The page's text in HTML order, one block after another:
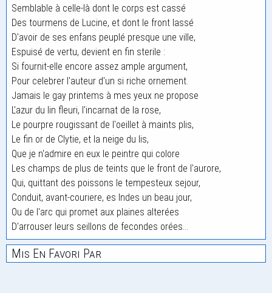
Semblable à celle-là dont le corps est cassé
Des tourmens de Lucine, et dont le front lassé
D'avoir de ses enfans peuplé presque une ville,
Espuisé de vertu, devient en fin sterile :
Si fournit-elle encore assez ample argument,
Pour celebrer l'auteur d'un si riche ornement.
Jamais le gay printems à mes yeux ne propose
L'azur du lin fleuri, l'incarnat de la rose,
Le pourpre rougissant de l'oeillet à maints plis,
Le fin or de Clytie, et la neige du lis,
Que je n'admire en eux le peintre qui colore
Les champs de plus de teints que le front de l'aurore,
Qui, quittant des poissons le tempesteux sejour,
Conduit, avant-couriere, es Indes un beau jour,
Ou de l'arc qui promet aux plaines alterées
D'arrouser leurs seillons de fecondes orées...
Mis En Favori Par